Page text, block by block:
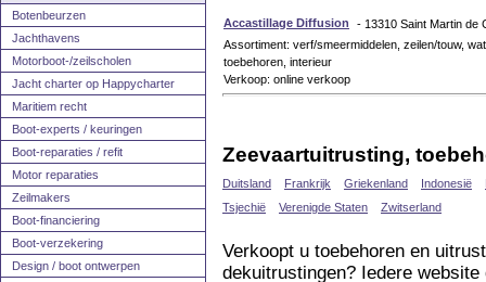
Botenbeurzen
Jachthavens
Motorboot-/zeilscholen
Jacht charter op Happycharter
Maritiem recht
Boot-experts / keuringen
Boot-reparaties / refit
Motor reparaties
Zeilmakers
Boot-financiering
Boot-verzekering
Design / boot ontwerpen
Accastillage Diffusion
- 13310 Saint Martin de
Assortiment: verf/smeermiddelen, zeilen/touw,
toebehoren, interieur
Verkoop: online verkoop
Zeevaartuitrusting,
Duitsland Frankrijk Griekenland Indonesië
Tsjechië
Verenigde Staten Zwitserland
Verkoopt u toebehoren en
dekuitrustingen? Iedere